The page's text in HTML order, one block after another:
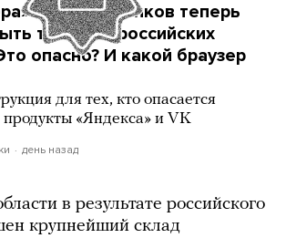
и других банков теперь
только в российских
опасно? И какой браузер
для тех, кто опасается
продукты «Яндекса» и VK
день назад
в результате российского
крупнейший склад